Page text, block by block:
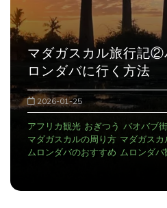
マダガスカル旅行記②
ロンダバに行く方法
2026-01-25
アフリカ観光 おぎつう バオバブ
マダガスカルの周り方 マダガスカ
ムロンダバのおすすめ ムロンダバ